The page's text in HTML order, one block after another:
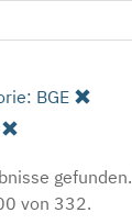
BGE
gefunden.
von 332.